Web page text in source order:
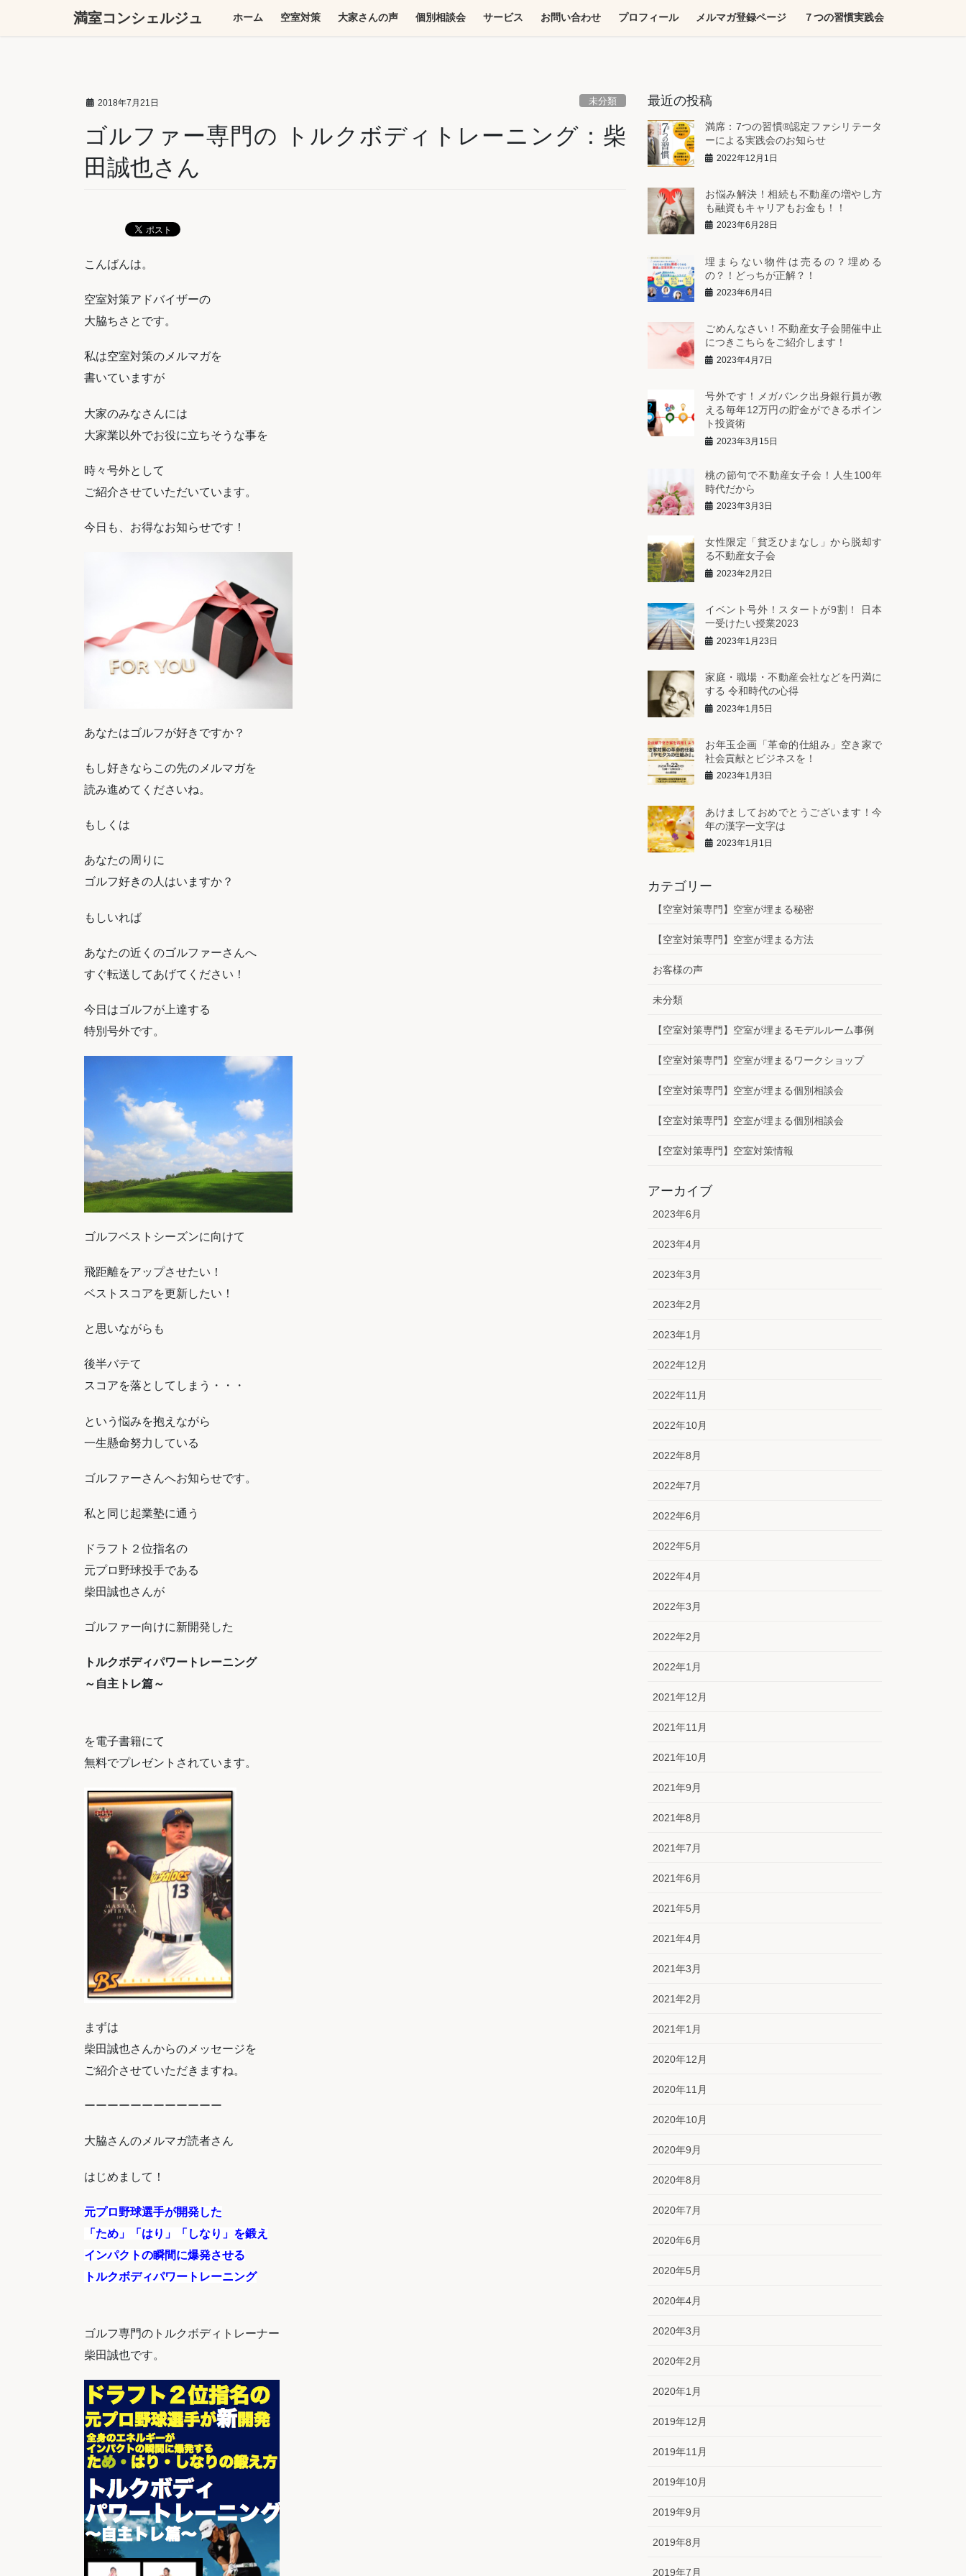
満室コンシェルジュ ホーム 空室対策 大家さんの声 個別相談会 サービス お問い合わせ プロフィール メルマガ登録ページ ７つの習慣実践会
2018年7月21日 未分類
ゴルファー専門の トルクボディトレーニング：柴
田誠也さん
こんばんは。
空室対策アドバイザーの
大脇ちさとです。
私は空室対策のメルマガを
書いていますが
大家のみなさんには
大家業以外でお役に立ちそうな事を
時々号外として
ご紹介させていただいています。
今日も、お得なお知らせです！
あなたはゴルフが好きですか？
もし好きならこの先のメルマガを
読み進めてくださいね。
もしくは
あなたの周りに
ゴルフ好きの人はいますか？
もしいれば
あなたの近くのゴルファーさんへ
すぐ転送してあげてください！
今日はゴルフが上達する
特別号外です。
ゴルフベストシーズンに向けて
飛距離をアップさせたい！
ベストスコアを更新したい！
と思いながらも
後半バテて
スコアを落としてしまう・・・
という悩みを抱えながら
一生懸命努力している
ゴルファーさんへお知らせです。
私と同じ起業塾に通う
ドラフト２位指名の
元プロ野球投手である
柴田誠也さんが
ゴルファー向けに新開発した
トルクボディパワートレーニング
～自主トレ篇～
を電子書籍にて
無料でプレゼントされています。
まずは
柴田誠也さんからのメッセージを
ご紹介させていただきますね。
ーーーーーーーーーーーー
大脇さんのメルマガ読者さん
はじめまして！
元プロ野球選手が開発した
「ため」「はり」「しなり」を鍛え
インパクトの瞬間に爆発させる
トルクボディパワートレーニング
ゴルフ専門のトルクボディトレーナー
柴田誠也です。
最近の投稿
満席：7つの習慣®︎認定ファシリテータ
ーによる実践会のお知らせ
2022年12月1日
お悩み解決！相続も不動産の増やし方
も融資もキャリアもお金も！！
2023年6月28日
埋まらない物件は売るの？埋める
の？！どっちが正解？！
2023年6月4日
ごめんなさい！不動産女子会開催中止
につきこちらをご紹介します！
2023年4月7日
号外です！メガバンク出身銀行員が教
える毎年12万円の貯金ができるポイン
ト投資術
2023年3月15日
桃の節句で不動産女子会！人生100年
時代だから
2023年3月3日
女性限定「貧乏ひまなし」から脱却す
る不動産女子会
2023年2月2日
イベント号外！スタートが9割！ 日本
一受けたい授業2023
2023年1月23日
家庭・職場・不動産会社などを円満に
する 令和時代の心得
2023年1月5日
お年玉企画「革命的仕組み」空き家で
社会貢献とビジネスを！
2023年1月3日
あけましておめでとうございます！今
年の漢字一文字は
2023年1月1日
カテゴリー
【空室対策専門】空室が埋まる秘密
【空室対策専門】空室が埋まる方法
お客様の声
未分類
【空室対策専門】空室が埋まるモデルルーム事例
【空室対策専門】空室が埋まるワークショップ
【空室対策専門】空室が埋まる個別相談会
【空室対策専門】空室が埋まる個別相談会
【空室対策専門】空室対策情報
アーカイブ
2023年6月
2023年4月
2023年3月
2023年2月
2023年1月
2022年12月
2022年11月
2022年10月
2022年8月
2022年7月
2022年6月
2022年5月
2022年4月
2022年3月
2022年2月
2022年1月
2021年12月
2021年11月
2021年10月
2021年9月
2021年8月
2021年7月
2021年6月
2021年5月
2021年4月
2021年3月
2021年2月
2021年1月
2020年12月
2020年11月
2020年10月
2020年9月
2020年8月
2020年7月
2020年6月
2020年5月
2020年4月
2020年3月
2020年2月
2020年1月
2019年12月
2019年11月
2019年10月
2019年9月
2019年8月
2019年7月